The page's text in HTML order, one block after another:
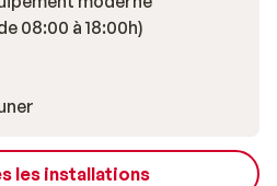
08:00 à 18:00h)
les installations